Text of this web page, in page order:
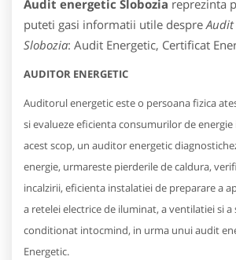
Audit energetic Slobozia reprezinta
puteti gasi informatii utile despreAudit
Slobozia: Audit Energetic, Certificat
AUDITOR ENERGETIC
Auditorul energetic este o persoana fizica
si evalueze eficienta consumurilor de
acest scop, un auditor energetic
energie, urmareste pierderile de caldura,
incalzirii, eficienta instalatiei de preparare a
a retelei electrice de iluminat, a ventilatiei si
conditionat intocmind, in urma unui audit
Energetic.